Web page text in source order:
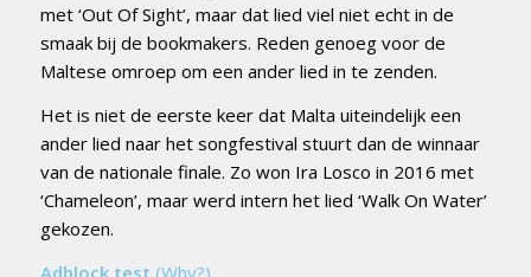
met ‘Out Of Sight’, maar dat lied viel niet echt in de
smaak bij de bookmakers. Reden genoeg voor de
Maltese omroep om een ander lied in te zenden.
Het is niet de eerste keer dat Malta uiteindelijk een
ander lied naar het songfestival stuurt dan de winnaar
van de nationale finale. Zo won Ira Losco in 2016 met
‘Chameleon’, maar werd intern het lied ‘Walk On Water’
gekozen.
Adblock test (Why?)